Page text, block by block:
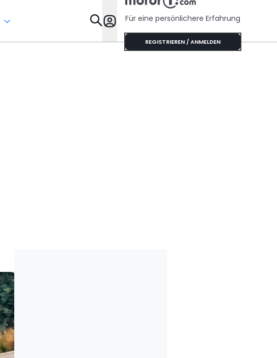
Specials
Für eine persönlichere Erfahrung
REGISTRIEREN / ANMELDEN